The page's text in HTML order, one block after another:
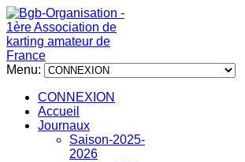
Menu:
CONNEXION
Accueil
Journaux
Saison-2025-
2026